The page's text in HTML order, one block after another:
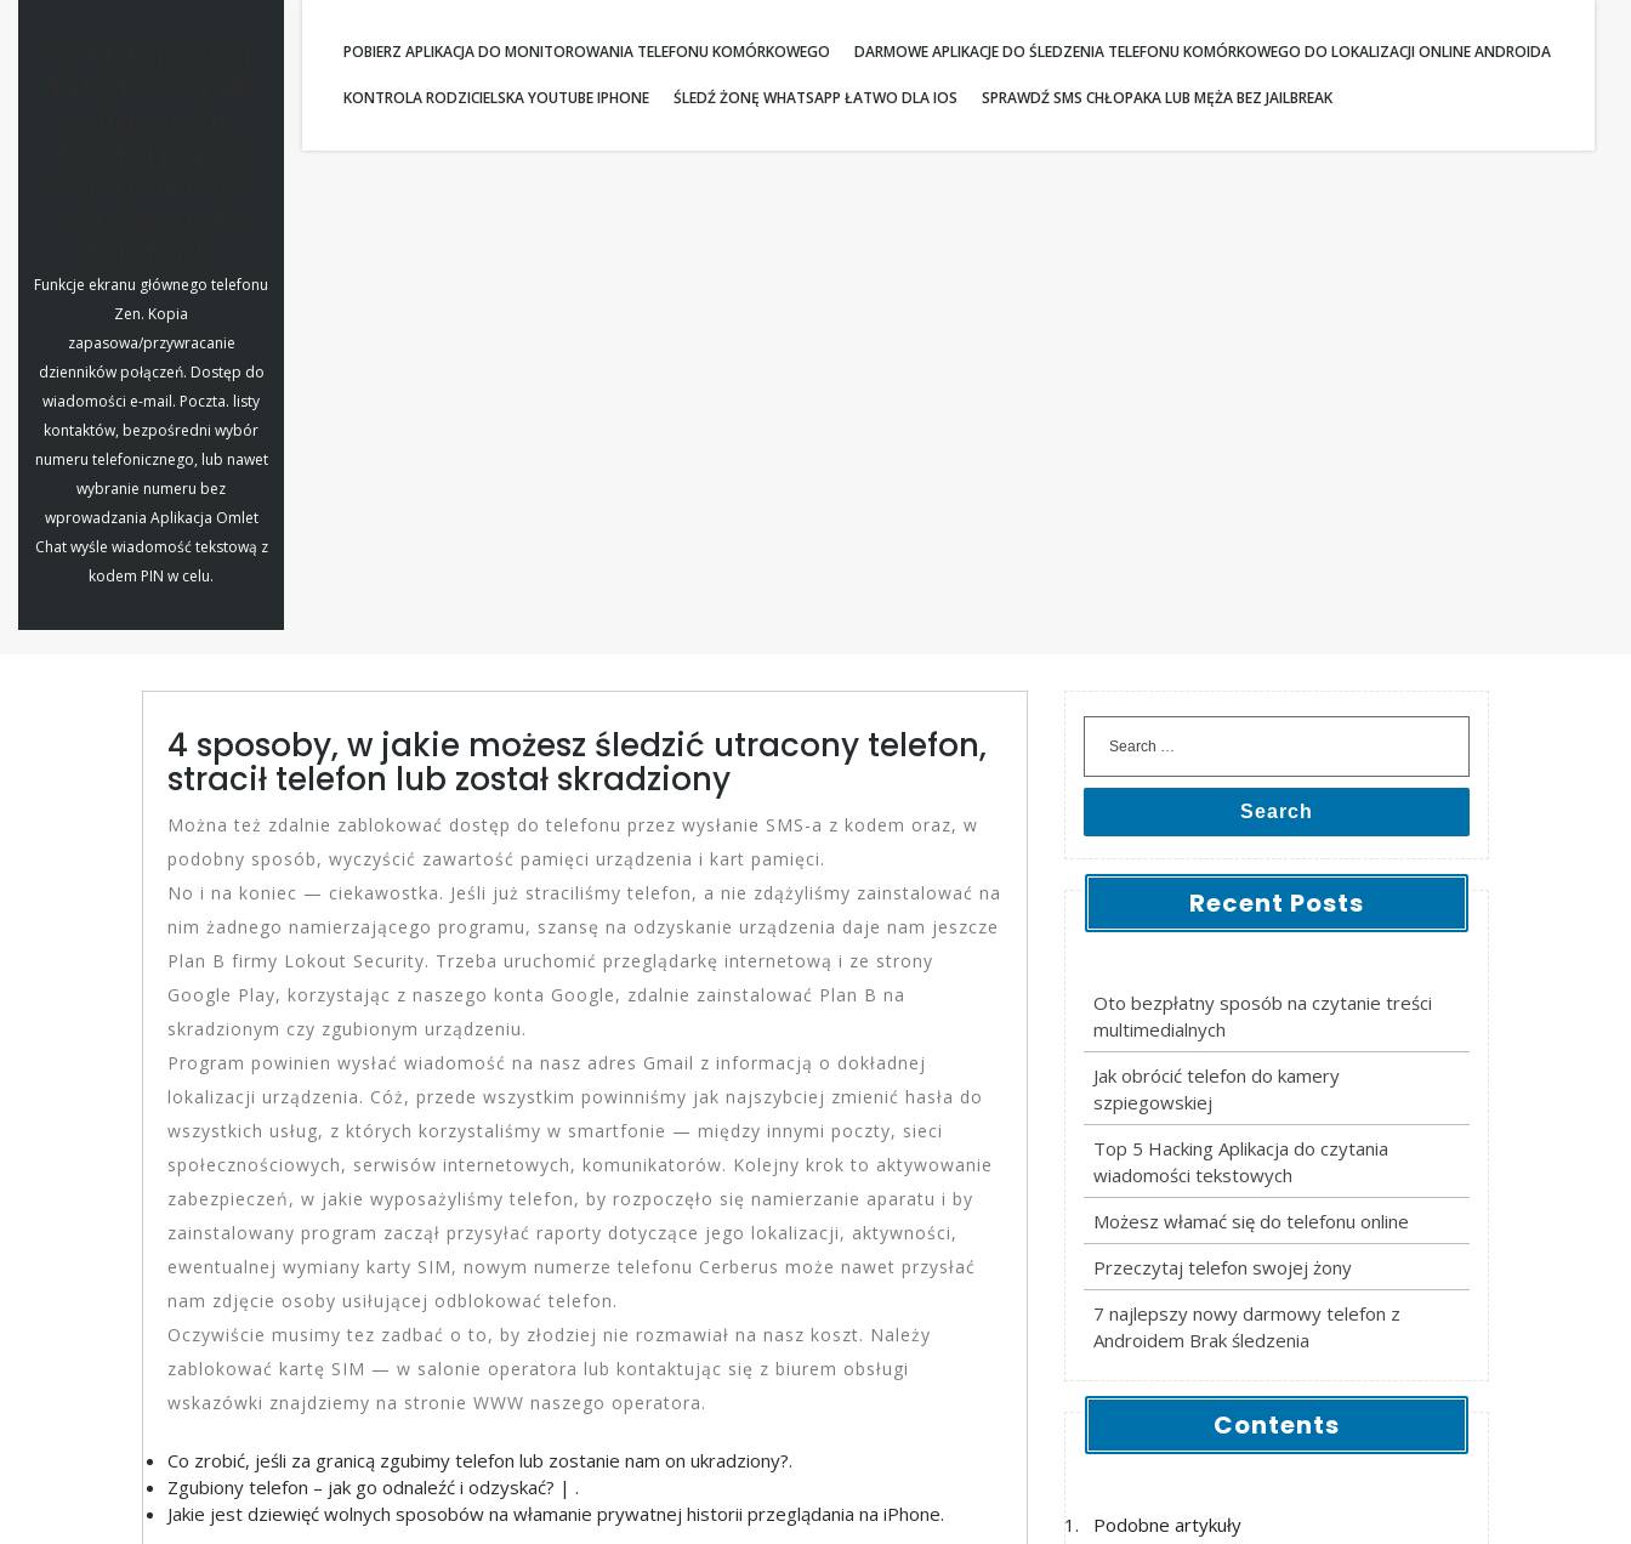
Funkcje ekranu głównego telefonu
Zen. Kopia
zapasowa/przywracanie
dzienników połączeń. Dostęp do
wiadomości e-mail. Poczta. listy
kontaktów, bezpośredni wybór
numeru telefonicznego, lub nawet
wybranie numeru bez
wprowadzania Aplikacja Omlet
Chat wyśle wiadomość tekstową z
kodem PIN w celu.
POBIERZ APLIKACJA DO MONITOROWANIA TELEFONU KOMÓRKOWEGO DARMOWE APLIKACJE DO ŚLEDZENIA TELEFONU KOMÓRKOWEGO DO LOKALIZACJI ONLINE ANDROIDA
KONTROLA RODZICIELSKA YOUTUBE IPHONE ŚLEDŹ ŻONĘ WHATSAPP ŁATWO DLA IOS SPRAWDŹ SMS CHŁOPAKA LUB MĘŻA BEZ JAILBREAK
4 sposoby, w jakie możesz śledzić utracony telefon,
stracił telefon lub został skradziony
Można też zdalnie zablokować dostęp do telefonu przez wysłanie SMS-a z kodem oraz, w
podobny sposób, wyczyścić zawartość pamięci urządzenia i kart pamięci.
No i na koniec — ciekawostka. Jeśli już straciliśmy telefon, a nie zdążyliśmy zainstalować na
nim żadnego namierzającego programu, szansę na odzyskanie urządzenia daje nam jeszcze
Plan B firmy Lokout Security. Trzeba uruchomić przeglądarkę internetową i ze strony
Google Play, korzystając z naszego konta Google, zdalnie zainstalować Plan B na
skradzionym czy zgubionym urządzeniu.
Program powinien wysłać wiadomość na nasz adres Gmail z informacją o dokładnej
lokalizacji urządzenia. Cóż, przede wszystkim powinniśmy jak najszybciej zmienić hasła do
wszystkich usług, z których korzystaliśmy w smartfonie — między innymi poczty, sieci
społecznościowych, serwisów internetowych, komunikatorów. Kolejny krok to aktywowanie
zabezpieczeń, w jakie wyposażyliśmy telefon, by rozpoczęło się namierzanie aparatu i by
zainstalowany program zaczął przysyłać raporty dotyczące jego lokalizacji, aktywności,
ewentualnej wymiany karty SIM, nowym numerze telefonu Cerberus może nawet przysłać
nam zdjęcie osoby usiłującej odblokować telefon.
Oczywiście musimy tez zadbać o to, by złodziej nie rozmawiał na nasz koszt. Należy
zablokować kartę SIM — w salonie operatora lub kontaktując się z biurem obsługi
wskazówki znajdziemy na stronie WWW naszego operatora.
Co zrobić, jeśli za granicą zgubimy telefon lub zostanie nam on ukradziony?.
Zgubiony telefon – jak go odnaleźć i odzyskać? | .
Jakie jest dziewięć wolnych sposobów na włamanie prywatnej historii przeglądania na iPhone.
Search
Recent Posts
Oto bezpłatny sposób na czytanie treści
multimedialnych
Jak obrócić telefon do kamery
szpiegowskiej
Top 5 Hacking Aplikacja do czytania
wiadomości tekstowych
Możesz włamać się do telefonu online
Przeczytaj telefon swojej żony
7 najlepszy nowy darmowy telefon z
Androidem Brak śledzenia
Contents
Podobne artykuły